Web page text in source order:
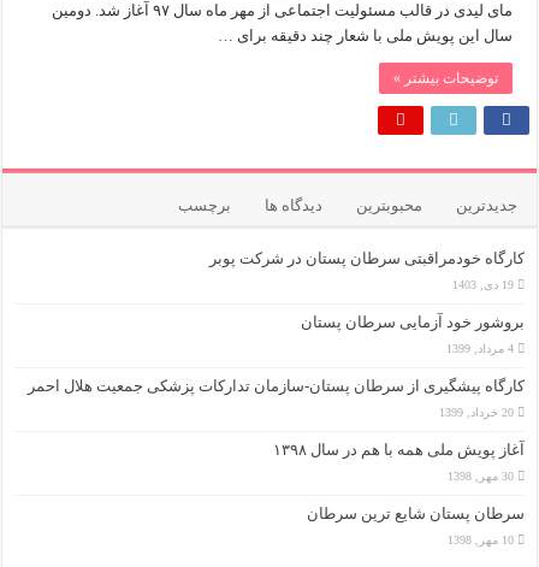
مای لیدی در قالب مسئولیت اجتماعی از مهر ماه سال ۹۷ آغاز شد. دومین
سال این پویش ملی با شعار چند دقیقه برای …
توضیحات بیشتر »
جدیدترین محبوبترین دیدگاه ها برچسب
کارگاه خودمراقبتی سرطان پستان در شرکت پوبر
19 دی, 1403
بروشور خود آزمایی سرطان پستان
4 مرداد, 1399
کارگاه پیشگیری از سرطان پستان-سازمان تدارکات پزشکی جمعیت هلال احمر
20 خرداد, 1399
آغاز پویش ملی همه با هم در سال ۱۳۹۸
30 مهر, 1398
سرطان پستان شایع ترین سرطان
10 مهر, 1398